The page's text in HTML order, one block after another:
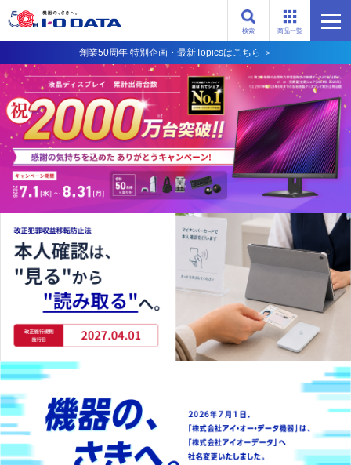
商品一覧
検索
創業50周年 特別企画・最新Topicsはこちら ＞